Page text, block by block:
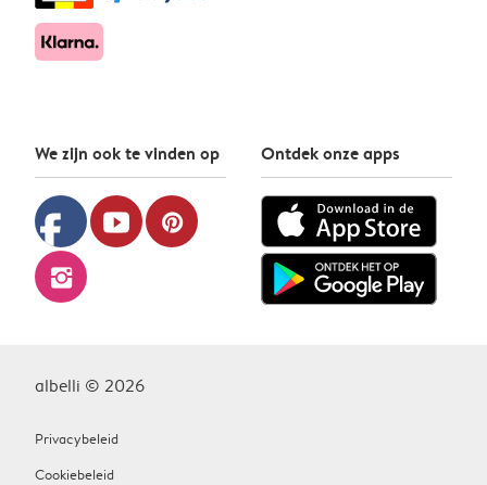
We zijn ook te vinden op
facebook youtube pinterest
instagram
Ontdek onze apps
albelli © 2026
Privacybeleid
Cookiebeleid